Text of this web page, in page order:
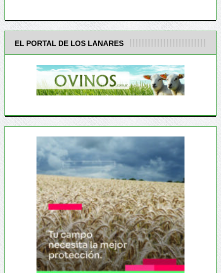
EL PORTAL DE LOS LANARES